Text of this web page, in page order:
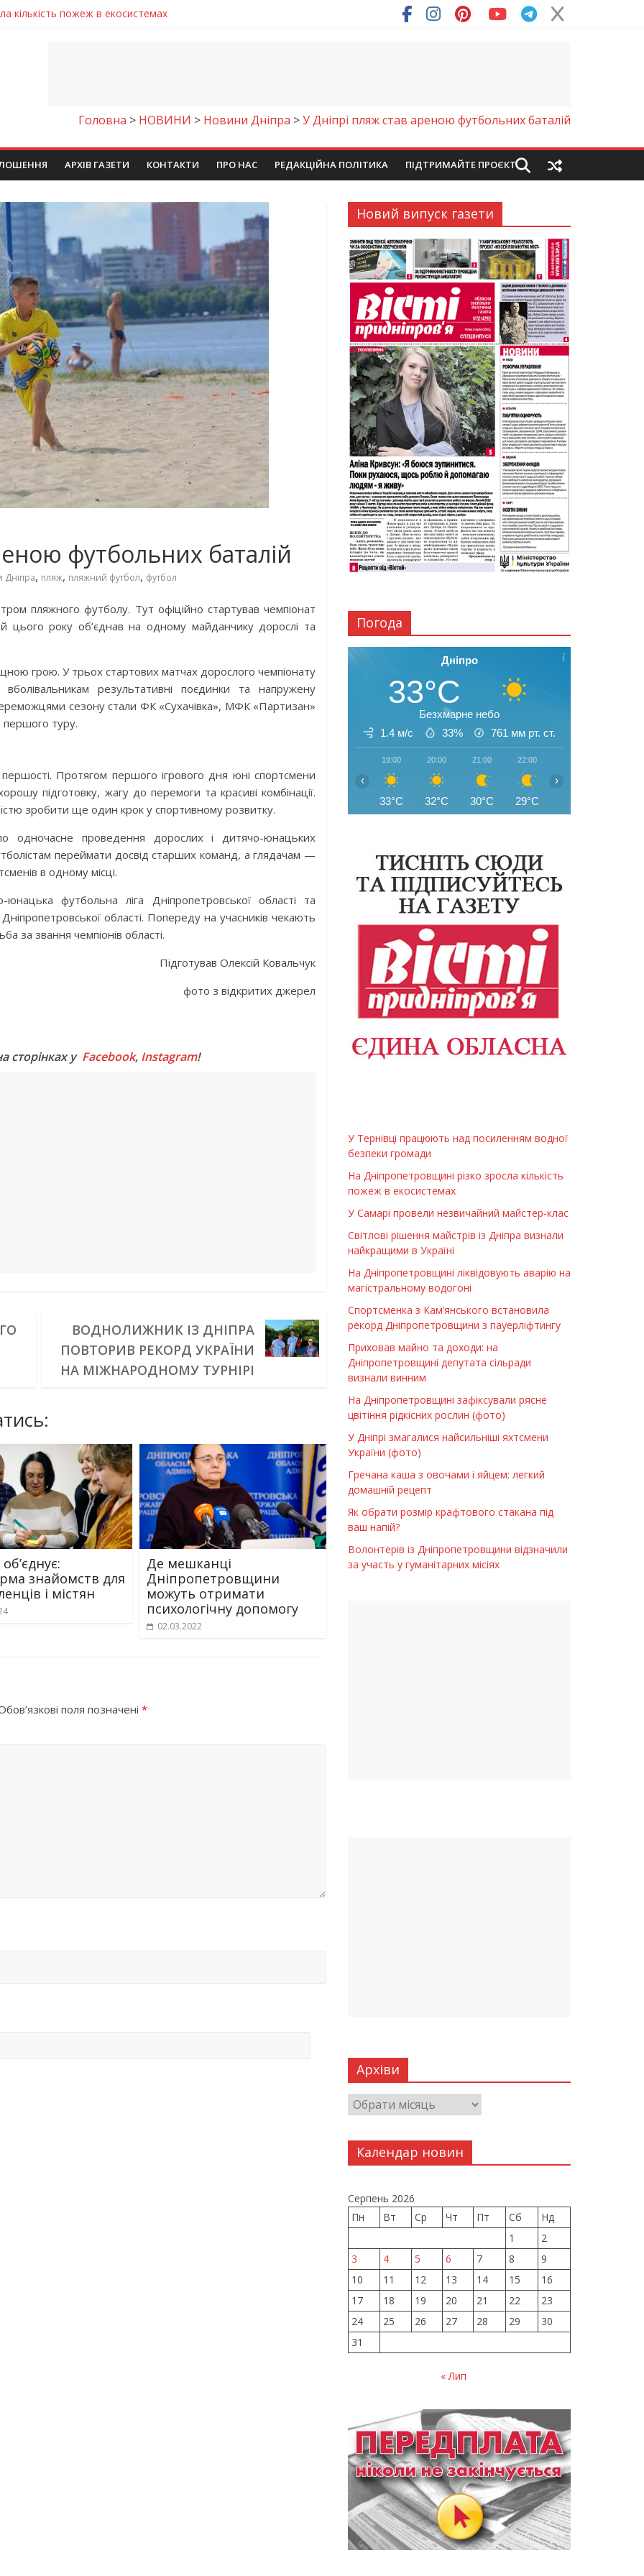
кількість пожеж в екосистемах
визнали найкращими в Україні
аварію на магістральному водогоні
водної безпеки громади
Головна > НОВИНИ > Новини Дніпра >У Дніпрі пляж став ареною футбольних баталій
АРХІВ ГАЗЕТИ КОНТАКТИ ПРО НАС РЕДАКЦІЙНА ПОЛІТИКА ПІДТРИМАЙТЕ ПРОЄКТ
футбольних баталій
Дніпра, пляж, пляжний футбол, футбол
пляжного футболу. Тут офіційно стартував чемпіонат
цього року об’єднав на одному майданчику дорослі та
грою. У трьох стартових матчах дорослого чемпіонату
результативні поєдинки та напружену
сезону стали ФК «Сухачівка», МФК «Партизан»
першого туру.
Протягом першого ігрового дня юні спортсмени
підготовку, жагу до перемоги та красиві комбінації.
зробити ще один крок у спортивному розвитку.
одночасне проведення дорослих і дитячо-юнацьких
переймати досвід старших команд, а глядачам —
в одному місці.
футбольна ліга Дніпропетровської області та
області. Попереду на учасників чекають
за звання чемпіонів області.
Підготував Олексій Ковальчук
фото з відкритих джерел
сторінках у Facebook, Instagram!
ВОДНОЛИЖНИК ІЗ ДНІПРА
ПОВТОРИВ РЕКОРД УКРАЇНИ
НА МІЖНАРОДНОМУ ТУРНІРІ
знайомств для
і містян
Де мешканці
Дніпропетровщини
можуть отримати
психологічну допомогу
02.03.2022
поля позначені *
Новий випуск газети
Погода
Дніпро
33°C
Безхмарне небо
1.4 м/с
33% 761 мм рт. ст.
19:00
33°C
20:00
32°C
21:00
30°C
22:00
29°C
‹ ›
У Тернівці працюють над посиленням водної
безпеки громади
На Дніпропетровщині різко зросла кількість
пожеж в екосистемах
У Самарі провели незвичайний майстер-клас
Світлові рішення майстрів із Дніпра визнали
найкращими в Україні
На Дніпропетровщині ліквідовують аварію на
магістральному водогоні
Спортсменка з Кам’янського встановила
рекорд Дніпропетровщини з пауерліфтингу
Приховав майно та доходи: на
Дніпропетровщині депутата сільради
визнали винним
На Дніпропетровщині зафіксували рясне
цвітіння рідкісних рослин (фото)
У Дніпрі змагалися найсильніші яхтсмени
України (фото)
Гречана каша з овочами і яйцем: легкий
домашній рецепт
Як обрати розмір крафтового стакана під
ваш напій?
Волонтерів із Дніпропетровщини відзначили
за участь у гуманітарних місіях
Архіви
Календар новин
Серпень 2026
Пн
Вт Ср Чт Пт Сб
Нд
1
2
3
4 5 6 7 8
9
10
11 12 13 14 15
16
17
18 19 20 21 22
23
24
25 26 27 28 29
30
31
« Лип